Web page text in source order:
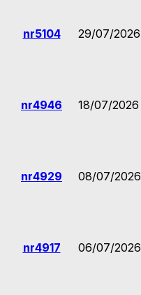
nr5104 29/07/2026
nr4946 18/07/2026
nr4929 08/07/2026
nr4917 06/07/2026
twojego
znikną ze strony
internetowej.
Udostępniając
swoje